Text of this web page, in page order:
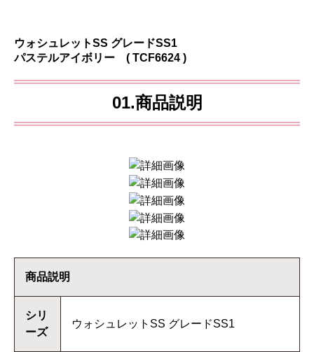
ウォシュレットSS グレードSS1
パステルアイボリー ( TCF6624 )
01.商品説明
商品説明
シリ
ーズ
ウォシュレットSS グレードSS1